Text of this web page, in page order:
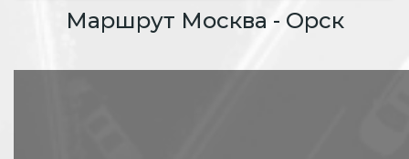
Маршрут Москва - Орск